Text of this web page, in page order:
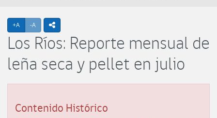
+A Agrandar texto
-A Achicar textoicono compartir
Los Ríos: Reporte mensual de
leña seca y pellet en julio
Contenido Histórico